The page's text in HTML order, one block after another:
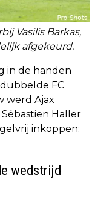
Vasilis Barkas,
afgekeurd.
in de handen
FC
werd Ajax
Haller
inkoppen:
wedstrijd